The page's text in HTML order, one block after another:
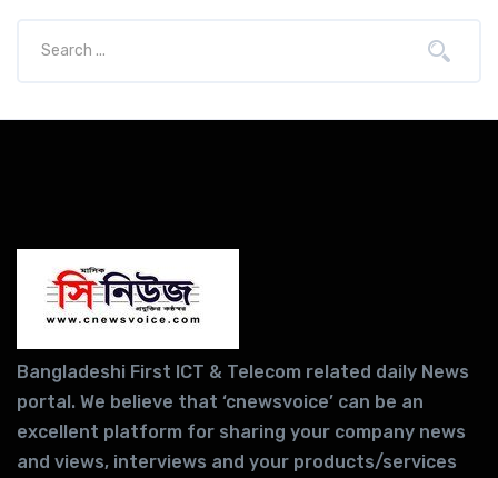
Bangladeshi First ICT & Telecom related daily News
portal. We believe that ‘cnewsvoice’ can be an
excellent platform for sharing your company news
and views, interviews and your products/services